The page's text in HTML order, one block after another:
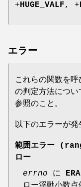
+HUGE_VALF, +
エラー
これらの関数を
の判定方法につ
参照のこと。
以下のエラーが発
範囲エラー
ロー
errno に